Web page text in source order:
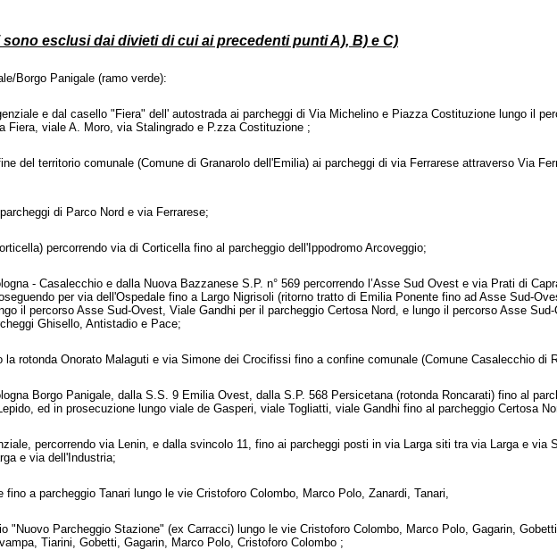
esclusi dai divieti di cui ai precedenti punti A), B) e C)
Borgo Panigale (ramo verde):
e dal casello "Fiera" dell' autostrada ai parcheggi di Via Michelino e Piazza Costituzione lungo il
Fiera, viale A. Moro, via Stalingrado e P.zza Costituzione ;
del territorio comunale (Comune di Granarolo dell'Emilia) ai parcheggi di via Ferrarese attraverso Via
di Parco Nord e via Ferrarese;
percorrendo via di Corticella fino al parcheggio dell'Ippodromo Arcoveggio;
- Casalecchio e dalla Nuova Bazzanese S.P. n° 569 percorrendo l’Asse Sud Ovest e via Prati di
per via dell'Ospedale fino a Largo Nigrisoli (ritorno tratto di Emilia Ponente fino ad Asse Sud-
il percorso Asse Sud-Ovest, Viale Gandhi per il parcheggio Certosa Nord, e lungo il percorso Asse
Ghisello, Antistadio e Pace;
rotonda Onorato Malaguti e via Simone dei Crocifissi fino a confine comunale (Comune Casalecchio di
Borgo Panigale, dalla S.S. 9 Emilia Ovest, dalla S.P. 568 Persicetana (rotonda Roncarati) fino al
ed in prosecuzione lungo viale de Gasperi, viale Togliatti, viale Gandhi fino al parcheggio Certosa
percorrendo via Lenin, e dalla svincolo 11, fino ai parcheggi posti in via Larga siti tra via Larga e via
e via dell'Industria;
a parcheggio Tanari lungo le vie Cristoforo Colombo, Marco Polo, Zanardi, Tanari,
"Nuovo Parcheggio Stazione" (ex Carracci) lungo le vie Cristoforo Colombo, Marco Polo, Gagarin,
Tiarini, Gobetti, Gagarin, Marco Polo, Cristoforo Colombo ;